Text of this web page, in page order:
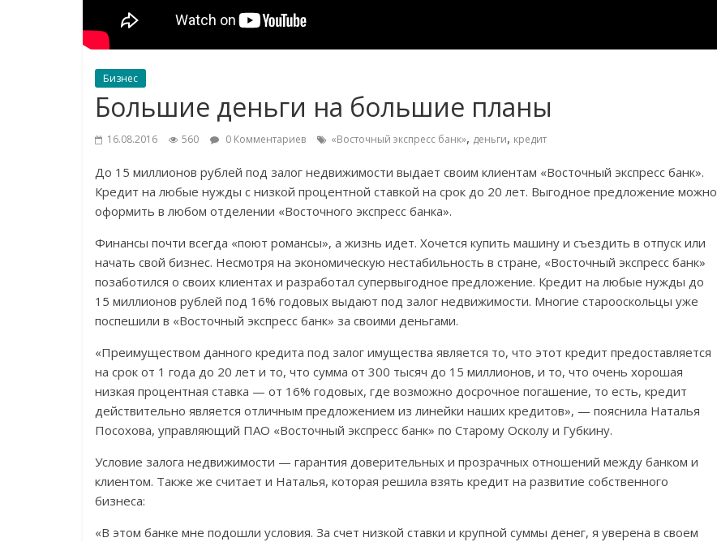
Бизнес
Большие деньги на большие планы
16.08.2016 560 0 Комментариев «Восточный экспресс банк», деньги, кредит
До 15 миллионов рублей под залог недвижимости выдает своим клиентам «Восточный экспресс банк».
Кредит на любые нужды с низкой процентной ставкой на срок до 20 лет. Выгодное предложение можно
оформить в любом отделении «Восточного экспресс банка».
Финансы почти всегда «поют романсы», а жизнь идет. Хочется купить машину и съездить в отпуск или
начать свой бизнес. Несмотря на экономическую нестабильность в стране, «Восточный экспресс банк»
позаботился о своих клиентах и разработал супервыгодное предложение. Кредит на любые нужды до
15 миллионов рублей под 16% годовых выдают под залог недвижимости. Многие старооскольцы уже
поспешили в «Восточный экспресс банк» за своими деньгами.
«Преимуществом данного кредита под залог имущества является то, что этот кредит предоставляется
на срок от 1 года до 20 лет и то, что сумма от 300 тысяч до 15 миллионов, и то, что очень хорошая
низкая процентная ставка — от 16% годовых, где возможно досрочное погашение, то есть, кредит
действительно является отличным предложением из линейки наших кредитов», — пояснила Наталья
Посохова, управляющий ПАО «Восточный экспресс банк» по Старому Осколу и Губкину.
Условие залога недвижимости — гарантия доверительных и прозрачных отношений между банком и
клиентом. Также же считает и Наталья, которая решила взять кредит на развитие собственного
бизнеса:
«В этом банке мне подошли условия. За счет низкой ставки и крупной суммы денег, я уверена в своем